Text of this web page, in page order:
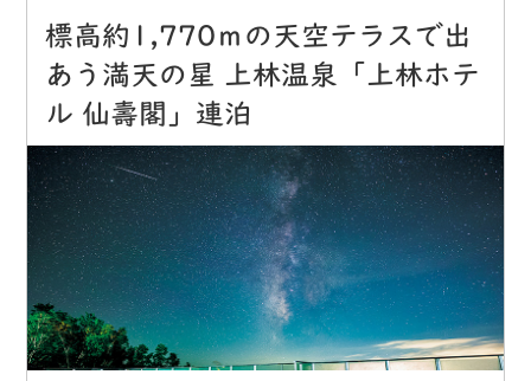
標高約1,770ｍの天空テラスで出
あう満天の星 上林温泉「上林ホテ
ル 仙壽閣」連泊